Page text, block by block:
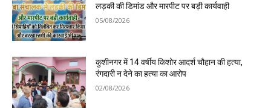
लड़की की डिमांड और मारपीट पर बड़ी कार्यवाही
05/08/2026
कुशीनगर में 14 वर्षीय किशोर आदर्श चौहान की हत्या,
रंगदारी न देने का हत्या का आरोप
02/08/2026